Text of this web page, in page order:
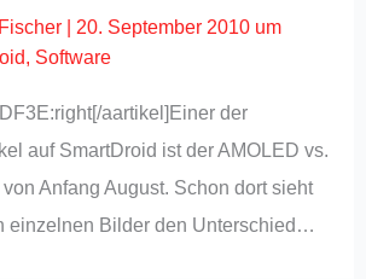
20. September 2010 um
, Software
aartikel]Einer der
auf SmartDroid ist der AMOLED vs.
Anfang August. Schon dort sieht
einzelnen Bilder den Unterschied…